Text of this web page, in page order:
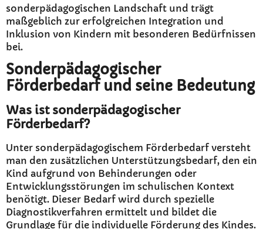
sonderpädagogischen Landschaft und trägt
maßgeblich zur erfolgreichen Integration und
Inklusion von Kindern mit besonderen Bedürfnissen
bei.
Sonderpädagogischer
Förderbedarf und seine Bedeutung
Was ist sonderpädagogischer
Förderbedarf?
Unter sonderpädagogischem Förderbedarf versteht
man den zusätzlichen Unterstützungsbedarf, den ein
Kind aufgrund von Behinderungen oder
Entwicklungsstörungen im schulischen Kontext
benötigt. Dieser Bedarf wird durch spezielle
Diagnostikverfahren ermittelt und bildet die
Grundlage für die individuelle Förderung des Kindes.